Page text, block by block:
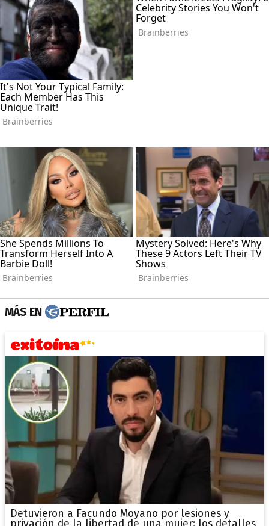
MÁS EN
Detuvieron a Facundo Moyano por lesiones y